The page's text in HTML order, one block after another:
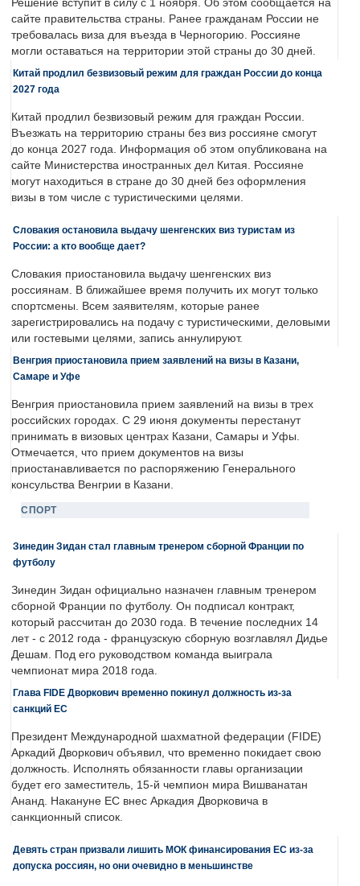
Решение вступит в силу с 1 ноября. Об этом сообщается на
сайте правительства страны. Ранее гражданам России не
требовалась виза для въезда в Черногорию. Россияне
могли оставаться на территории этой страны до 30 дней.
Китай продлил безвизовый режим для граждан России до конца
2027 года
Китай продлил безвизовый режим для граждан России.
Въезжать на территорию страны без виз россияне смогут
до конца 2027 года. Информация об этом опубликована на
сайте Министерства иностранных дел Китая. Россияне
могут находиться в стране до 30 дней без оформления
визы в том числе с туристическими целями.
Словакия остановила выдачу шенгенских виз туристам из
России: а кто вообще дает?
Словакия приостановила выдачу шенгенских виз
россиянам. В ближайшее время получить их могут только
спортсмены. Всем заявителям, которые ранее
зарегистрировались на подачу с туристическими, деловыми
или гостевыми целями, запись аннулируют.
Венгрия приостановила прием заявлений на визы в Казани,
Самаре и Уфе
Венгрия приостановила прием заявлений на визы в трех
российских городах. С 29 июня документы перестанут
принимать в визовых центрах Казани, Самары и Уфы.
Отмечается, что прием документов на визы
приостанавливается по распоряжению Генерального
консульства Венгрии в Казани.
СПОРТ
Зинедин Зидан стал главным тренером сборной Франции по
футболу
Зинедин Зидан официально назначен главным тренером
сборной Франции по футболу. Он подписал контракт,
который рассчитан до 2030 года. В течение последних 14
лет - с 2012 года - французскую сборную возглавлял Дидье
Дешам. Под его руководством команда выиграла
чемпионат мира 2018 года.
Глава FIDE Дворкович временно покинул должность из-за
санкций ЕС
Президент Международной шахматной федерации (FIDE)
Аркадий Дворкович объявил, что временно покидает свою
должность. Исполнять обязанности главы организации
будет его заместитель, 15-й чемпион мира Вишванатан
Ананд. Накануне ЕС внес Аркадия Дворковича в
санкционный список.
Девять стран призвали лишить МОК финансирования ЕС из-за
допуска россиян, но они очевидно в меньшинстве